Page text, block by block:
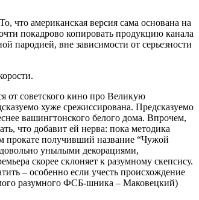
что американская версия сама основана на
покадрово копировать продукцию канала
пародией, вне зависимости от серьезности
от советского кино про Великую
хуже срежиссирована. Предсказуемо
вашингтонского белого дома. Впрочем,
что добавит ей нерва: пока методика
прокате получивший название “Чужой
унылыми декорациями,
скорее склоняет к разумному скепсису.
– особенно если учесть происхождение
разумного ФСБ-шника – Маковецкий)